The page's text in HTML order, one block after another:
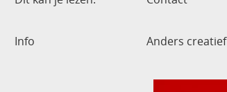
Info Anders creatief